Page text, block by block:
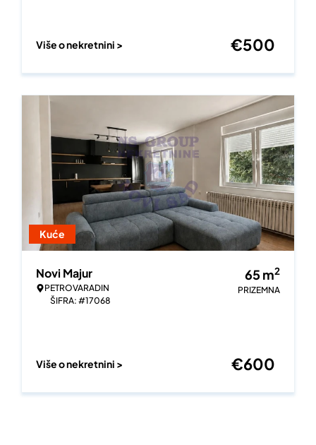
Više o nekretnini > €500
Kuće
Novi Majur
PETROVARADIN
ŠIFRA: #17068
65m2
PRIZEMNA
Više o nekretnini > €600